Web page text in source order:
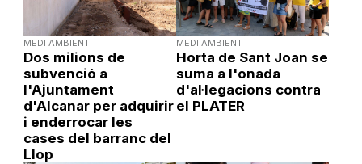
MEDI AMBIENT
Dos milions de
subvenció a
l'Ajuntament
d'Alcanar per adquirir
i enderrocar les
cases del barranc del
Llop
MEDI AMBIENT
Horta de Sant Joan se
suma a l'onada
d'al·legacions contra
el PLATER